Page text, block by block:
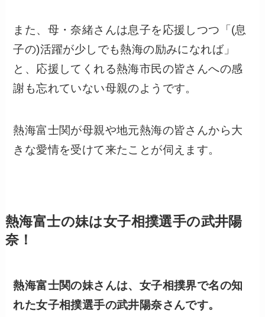
また、母・奈緒さんは息子を応援しつつ「(息
子の)活躍が少しでも熱海の励みになれば」
と、応援してくれる熱海市民の皆さんへの感
謝も忘れていない母親のようです。
熱海富士関が母親や地元熱海の皆さんから大
きな愛情を受けて来たことが伺えます。
熱海富士の妹は女子相撲選手の武井陽
奈！
熱海富士関の妹さんは、女子相撲界で名の知
れた女子相撲選手の武井陽奈さんです。